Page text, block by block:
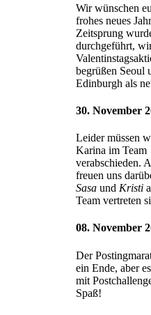
Wir wünschen
frohes neues
Zeitsprung
durchgeführt,
begrüßen Seoul
Edinburgh als
30. November
Leider müssen
Karina im Team
verabschieden.
freuen uns
Sasa und Kristi
Team vertreten
08. November
Der
ein Ende, aber
mit
Spaß!